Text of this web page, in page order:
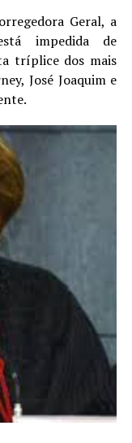
Geral, a
impedida de
tríplice dos mais
José Joaquim e